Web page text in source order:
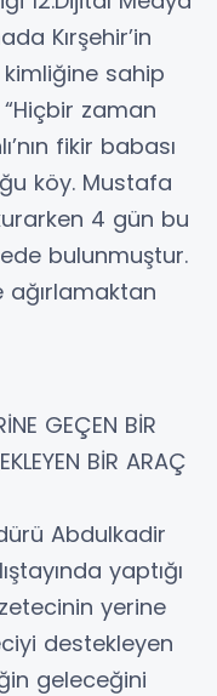
Kırşehir’in
sahip
zaman
fikir babası
köy. Mustafa
4 gün bu
bulunmuştur.
GEÇEN BİR
BİR ARAÇ
Abdulkadir
yaptığı
yerine
destekleyen
geleceğini